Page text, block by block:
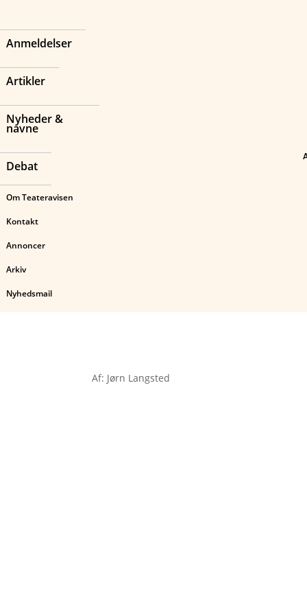
Anmeldelser
Artikler
Nyheder &
navne
Debat
Om Teateravisen
Kontakt
Annoncer
Arkiv
Nyhedsmail
Af: Jørn Langsted